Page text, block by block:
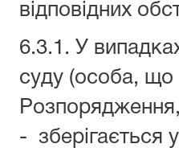
відповідних
6.3.1. У
суду (особа, що
- зберігається